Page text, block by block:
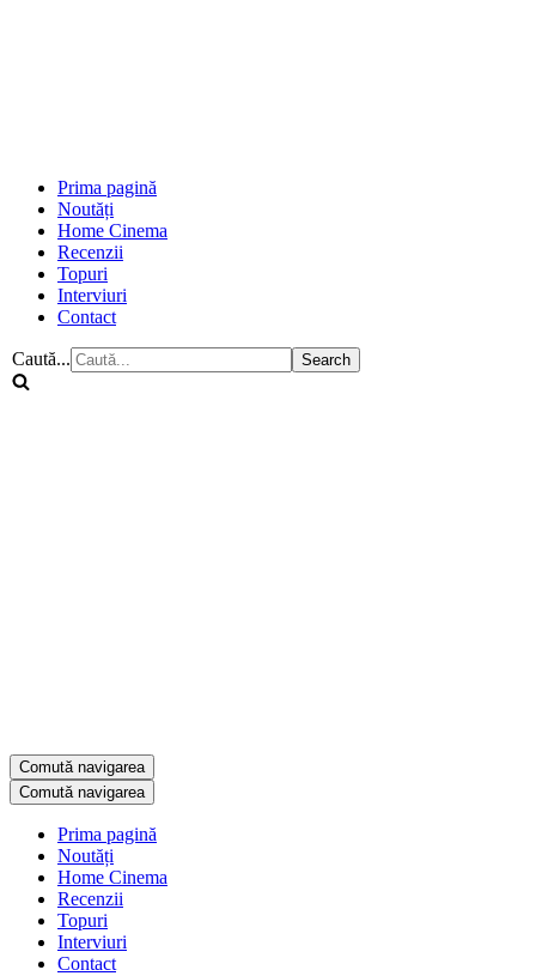
Prima pagină
Noutăți
Home Cinema
Recenzii
Topuri
Interviuri
Contact
Caută...
Comută navigarea
Comută navigarea
Prima pagină
Noutăți
Home Cinema
Recenzii
Topuri
Interviuri
Contact